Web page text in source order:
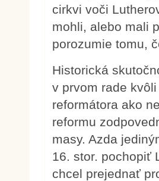
cirkvi voči
mohli, alebo mali
porozumie tomu,
Historická
v prvom rade
reformátora ako
reformu
masy. Azda
16. stor. pochopiť
chcel prejednať